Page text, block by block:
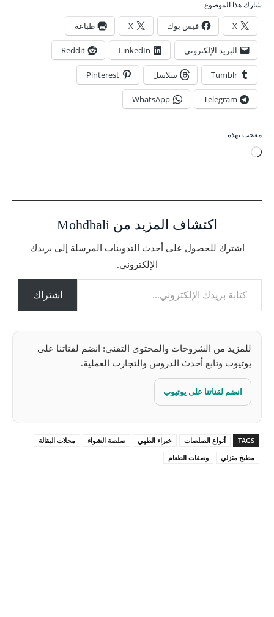
شارك هذا الموضوع:
X فيس بوك X طباعة
البريد الإلكتروني LinkedIn
Reddit
Tumblr سلاسل Pinterest
Telegram
WhatsApp
معجب بهذه:
ج
ي
ل
اكتشاف المزيد من Mohdbali
اشترك للحصول على أحدث التدوينات المرسلة إلى بريدك
الإلكتروني.
كتابة بريدك الإلكتروني...
اشتراك
للمزيد من الشروحات والمحتوى التقني: انضم لقناتنا على
يوتيوب وتابع أحدث الدروس والتجارب العملية.
انضم لقناتنا على يوتيوب
TAGS أنواع الصلصات خبراء الطهي صلصة الشواء
محلات البقالة
مطبخ منزلي
وصفات الطعام